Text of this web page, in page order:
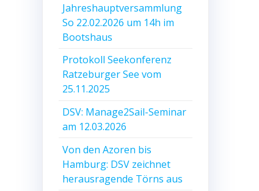
Jahreshauptversammlung
So 22.02.2026 um 14h im
Bootshaus
Protokoll Seekonferenz
Ratzeburger See vom
25.11.2025
DSV: Manage2Sail-Seminar
am 12.03.2026
Von den Azoren bis
Hamburg: DSV zeichnet
herausragende Törns aus